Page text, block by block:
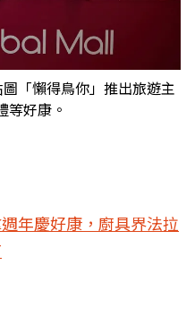
「懶得鳥你」推出旅遊主
等好康。
年慶好康，廚具界法拉